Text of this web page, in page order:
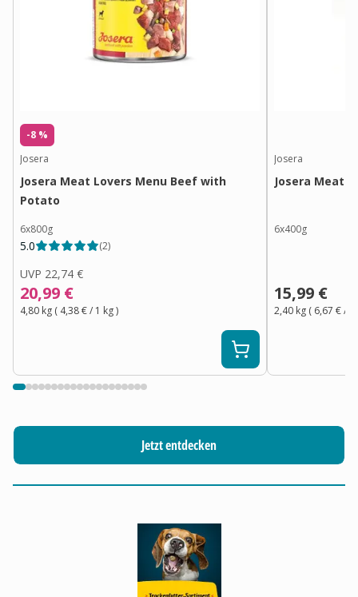
-8 %
Josera
Josera Meat Lovers Menu Beef with
Potato
6x800g
5.0 (2)
UVP 22,74 €
20,99 €
4,80 kg ( 4,38 €/ 1 kg)
Josera
Josera Meat
6x400g
15,99 €
2,40 kg ( 6,67 €/ 1
Jetzt entdecken